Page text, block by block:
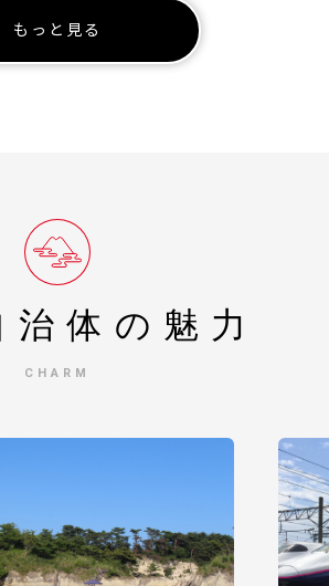
。
く場合もございます。何卒ご了承くださいま
所の確認をしております。
ンストップ特例申請の有無に関わらず、処
もっと見る
治体の 魅力
CHARM